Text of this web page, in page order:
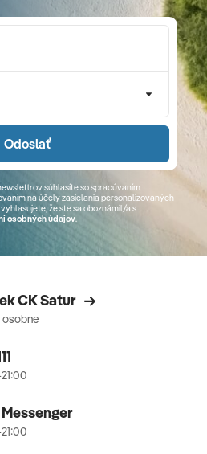
Odoslať
súhlasíte so spracúvaním
na účely zasielania personalizovaných
že ste sa oboznámil/a s
osobných údajov.
CK Satur